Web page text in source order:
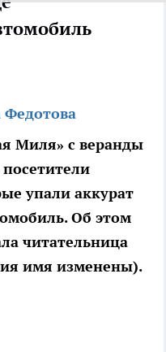
Федотова
Миля» с веранды
упали аккурат
Об этом
читательница
имя изменены).